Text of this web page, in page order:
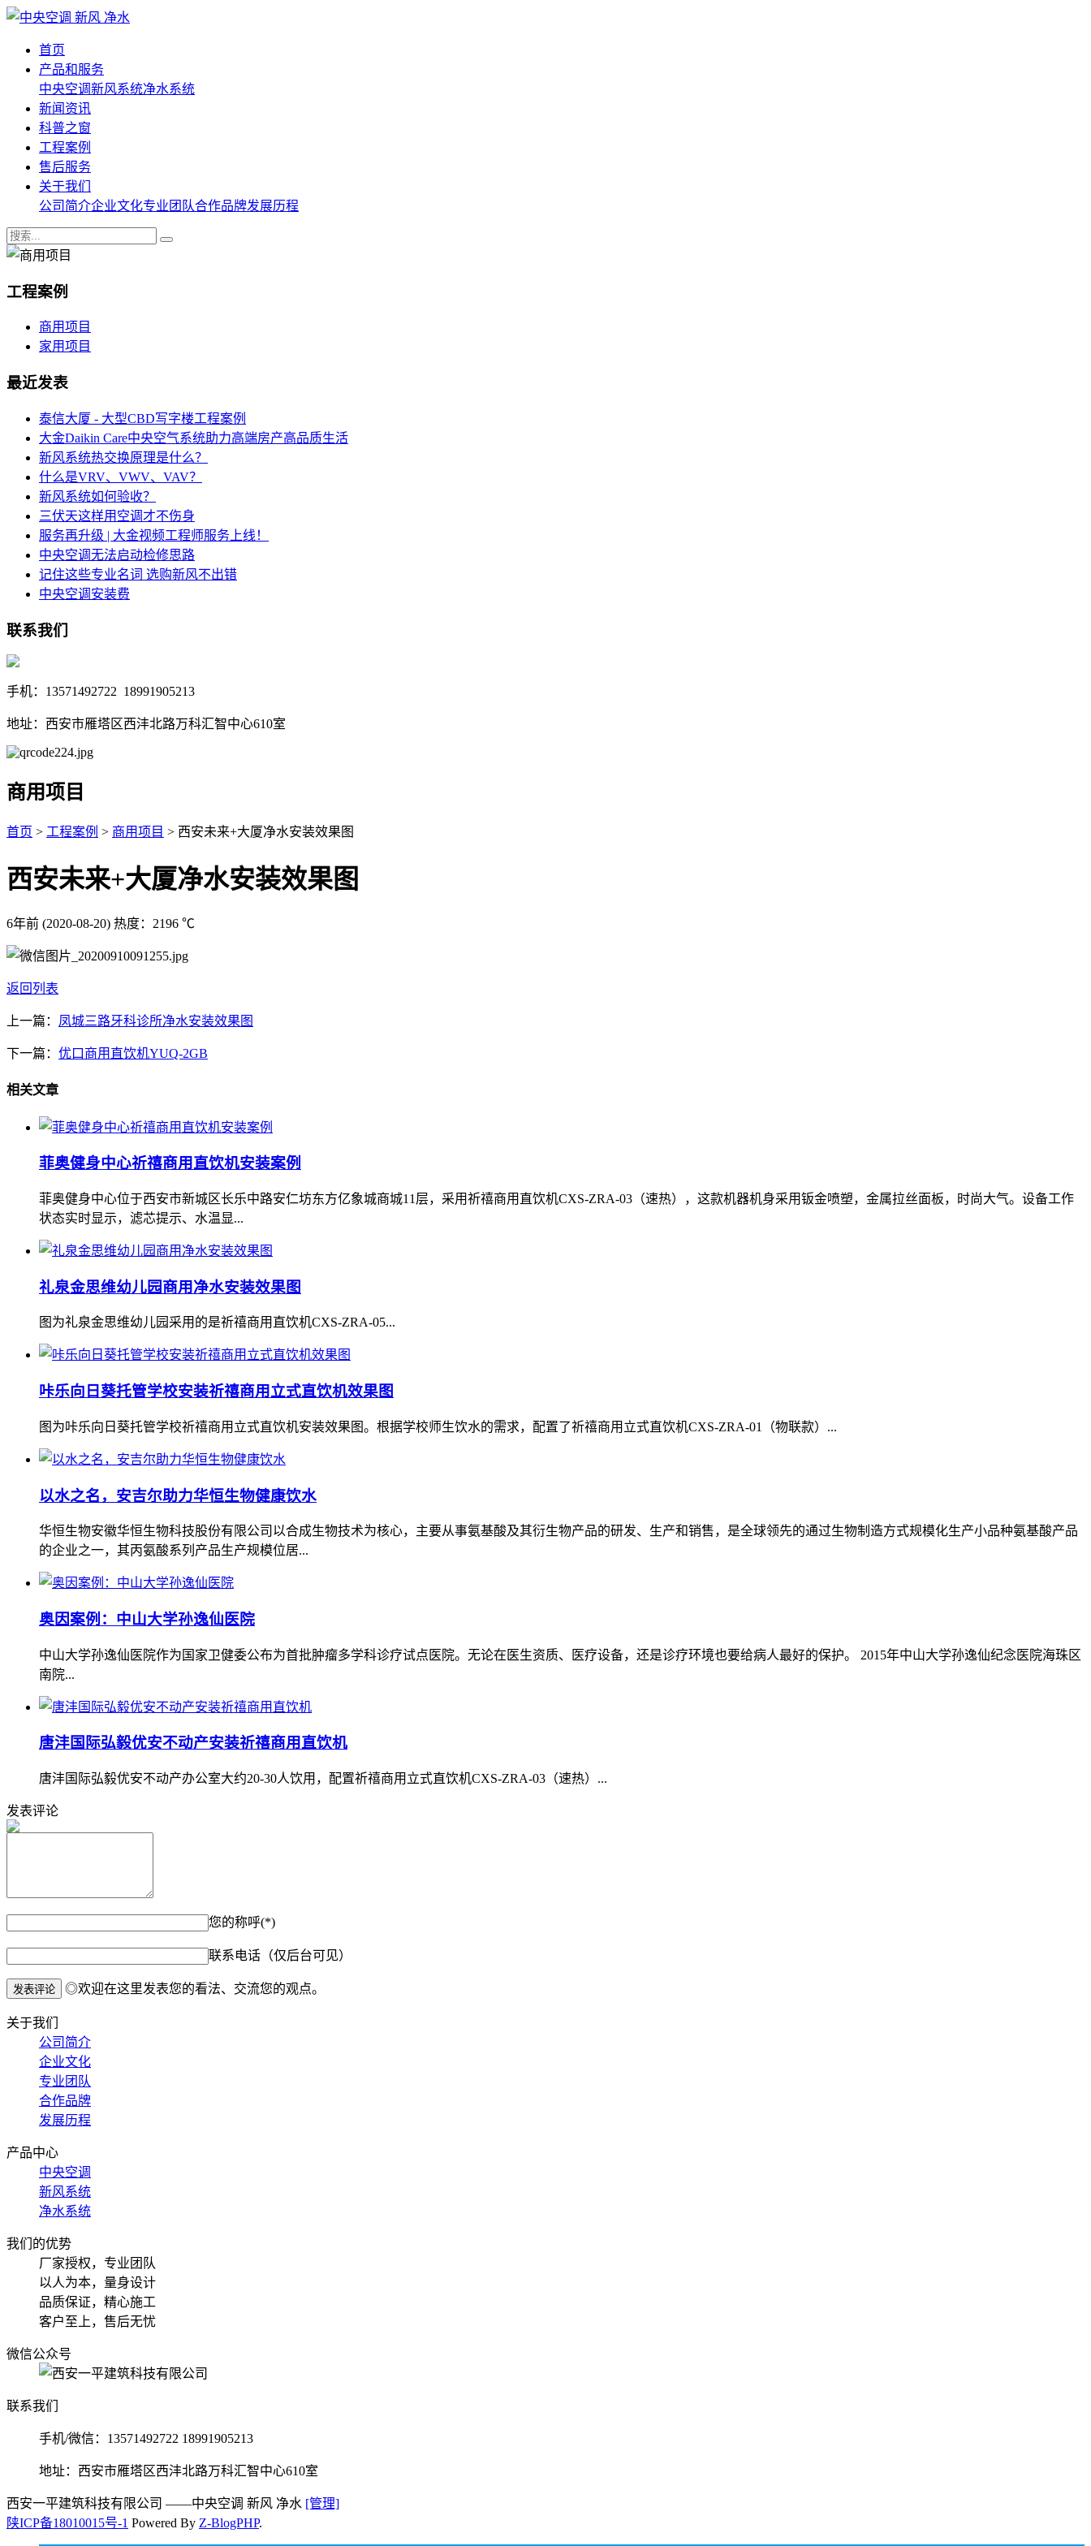
首页
产品和服务
中央空调新风系统净水系统
新闻资讯
科普之窗
工程案例
售后服务
关于我们
公司简介企业文化专业团队合作品牌发展历程
工程案例
商用项目
家用项目
最近发表
泰信大厦 - 大型CBD写字楼工程案例
大金Daikin Care中央空气系统助力高端房产高品质生活
新风系统热交换原理是什么？
什么是VRV、VWV、VAV？
新风系统如何验收？
三伏天这样用空调才不伤身
服务再升级 | 大金视频工程师服务上线！
中央空调无法启动检修思路
记住这些专业名词 选购新风不出错
中央空调安装费
联系我们
手机：13571492722 18991905213
地址：西安市雁塔区西沣北路万科汇智中心610室
商用项目
首页 > 工程案例 > 商用项目 > 西安未来+大厦净水安装效果图
西安未来+大厦净水安装效果图
6年前 (2020-08-20) 热度：2196 ℃
返回列表
上一篇： 凤城三路牙科诊所净水安装效果图
下一篇： 优口商用直饮机YUQ-2GB
相关文章
菲奥健身中心祈禧商用直饮机安装案例
菲奥健身中心位于西安市新城区长乐中路安仁坊东方亿象城商城11层，采用祈禧商用直饮机CXS-ZRA-03（速热），这款机器机身采用钣金喷塑，金属拉丝面板，时尚大气。设备工作
状态实时显示，滤芯提示、水温显...
礼泉金思维幼儿园商用净水安装效果图
图为礼泉金思维幼儿园采用的是祈禧商用直饮机CXS-ZRA-05...
咔乐向日葵托管学校安装祈禧商用立式直饮机效果图
图为咔乐向日葵托管学校祈禧商用立式直饮机安装效果图。根据学校师生饮水的需求，配置了祈禧商用立式直饮机CXS-ZRA-01（物联款）...
以水之名，安吉尔助力华恒生物健康饮水
华恒生物安徽华恒生物科技股份有限公司以合成生物技术为核心，主要从事氨基酸及其衍生物产品的研发、生产和销售，是全球领先的通过生物制造方式规模化生产小品种氨基酸产品
的企业之一，其丙氨酸系列产品生产规模位居...
奥因案例：中山大学孙逸仙医院
中山大学孙逸仙医院作为国家卫健委公布为首批肿瘤多学科诊疗试点医院。无论在医生资质、医疗设备，还是诊疗环境也要给病人最好的保护。 2015年中山大学孙逸仙纪念医院海珠区
南院...
唐沣国际弘毅优安不动产安装祈禧商用直饮机
唐沣国际弘毅优安不动产办公室大约20-30人饮用，配置祈禧商用立式直饮机CXS-ZRA-03（速热）...
发表评论
您的称呼(*)
联系电话（仅后台可见）
◎欢迎在这里发表您的看法、交流您的观点。
关于我们
公司简介
企业文化
专业团队
合作品牌
发展历程
产品中心
中央空调
新风系统
净水系统
我们的优势
厂家授权，专业团队
以人为本，量身设计
品质保证，精心施工
客户至上，售后无忧
微信公众号
联系我们
手机/微信：13571492722 18991905213
地址：西安市雁塔区西沣北路万科汇智中心610室
西安一平建筑科技有限公司 ——中央空调 新风 净水 [管理]
陕ICP备18010015号-1 Powered By Z-BlogPHP.